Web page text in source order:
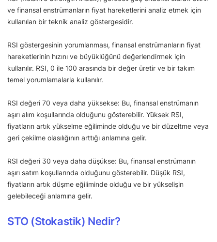
ve finansal enstrümanların fiyat hareketlerini analiz etmek için
kullanılan bir teknik analiz göstergesidir.
RSI göstergesinin yorumlanması, finansal enstrümanların fiyat
hareketlerinin hızını ve büyüklüğünü değerlendirmek için
kullanılır. RSI, 0 ile 100 arasında bir değer üretir ve bir takım
temel yorumlamalarla kullanılır.
RSI değeri 70 veya daha yüksekse: Bu, finansal enstrümanın
aşırı alım koşullarında olduğunu gösterebilir. Yüksek RSI,
fiyatların artık yükselme eğiliminde olduğu ve bir düzeltme veya
geri çekilme olasılığının arttığı anlamına gelir.
RSI değeri 30 veya daha düşükse: Bu, finansal enstrümanın
aşırı satım koşullarında olduğunu gösterebilir. Düşük RSI,
fiyatların artık düşme eğiliminde olduğu ve bir yükselişin
gelebileceği anlamına gelir.
STO (Stokastik) Nedir?